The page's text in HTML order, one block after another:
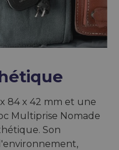
84 x 42 mm et une
Multiprise Nomade
Son